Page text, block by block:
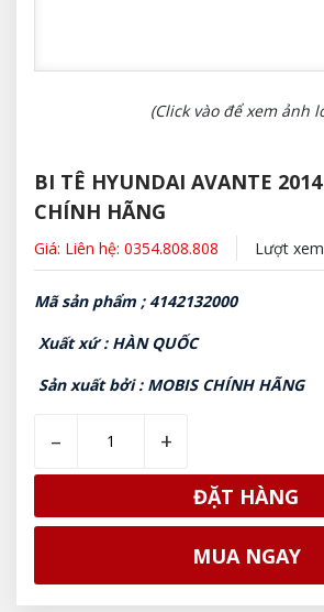
(Click vào để xem ảnh
BI TÊ HYUNDAI AVANTE
CHÍNH HÃNG
Giá: Liên hệ: 0354.808.808 Lượt
Mã sản phẩm ; 4142132000
Xuất xứ : HÀN QUỐC
Sản xuất bởi : MOBIS CHÍNH HÃNG
– +
ĐẶT HÀNG
MUA NGAY